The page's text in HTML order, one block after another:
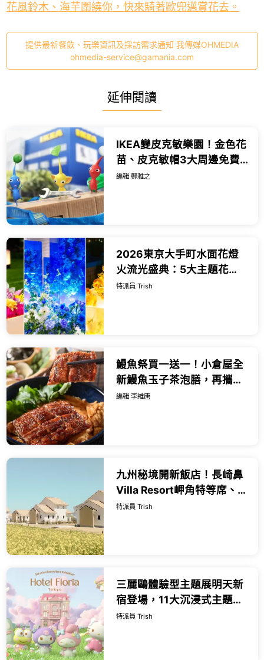
花風鈴木、海芋圍繞你，快來騎著歐兜邁賞花去。
提供最新餐飲、玩樂資訊及採訪需求通知 我傳媒OHMEDIA
ohmedia-service@gamania.com
延伸閱讀
IKEA變皮克敏樂園！金色花
苗、皮克敏帽3大周邊免費
送，吹冷氣種花很推。
編輯 鄭雅之
2026東京大手町水面花燈
火流光盛典：5大主題花
景、週四限定微醺夜市與大
特派員 Trish
鰻魚祭買一送一！小倉屋全
新鰻魚玉子茶泡膳，再攜手
大苑子、樂扣樂扣推出五大
編輯 李維唐
九州秘境開新飯店！長崎鼻
Villa Resort岬角特等席、滿
天星空、一開窗就是向日葵
特派員 Trish
三麗鷗體驗型主題展明天新
宿登場，11大沉浸式主題
展、限定周邊商品， 帶你走
特派員 Trish